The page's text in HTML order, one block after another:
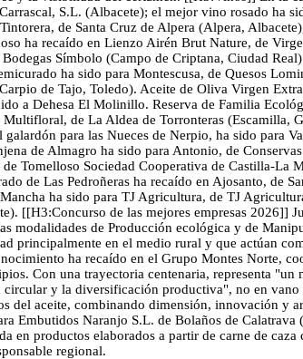
S.L. (Albacete); el mejor vino rosado ha
de Santa Cruz de Alpera (Alpera,
ha recaído en Lienzo Airén Brut Nature, de
Símbolo (Campo de Criptana, Ciudad
ha sido para Montescusa, de Quesos
de Tajo, Toledo). Aceite de Oliva Virgen
a Dehesa El Molinillo. Reserva de Familia
de La Aldea de Torronteras (Escamilla,
para las Nueces de Nerpio, ha sido
de Almagro ha sido para Antonio, de
Tomelloso Sociedad Cooperativa de Castilla-
de Las Pedroñeras ha recaído en Ajosanto, de
ha sido para TJ Agricultura, de TJ
[[H3:Concurso de las mejores empresas 2026]]
modalidades de Producción ecológica y de
principalmente en el medio rural y que actúan
ha recaído en el Grupo Montes Norte,
Con una trayectoria centenaria, representa
circular y la diversificación productiva", no en
del aceite, combinando dimensión, innovación
Embutidos Naranjo S.L. de Bolaños de
en productos elaborados a partir de carne de
regional.